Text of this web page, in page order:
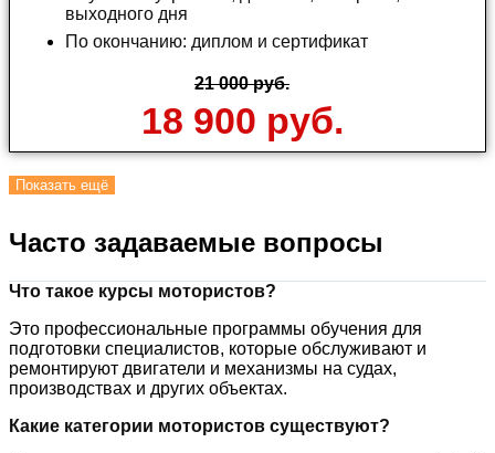
выходного дня
По окончанию: диплом и сертификат
21 000 руб.
18 900 руб.
Показать ещё
Часто задаваемые вопросы
Что такое курсы мотористов?
Это профессиональные программы обучения для
подготовки специалистов, которые обслуживают и
ремонтируют двигатели и механизмы на судах,
производствах и других объектах.
Какие категории мотористов существуют?